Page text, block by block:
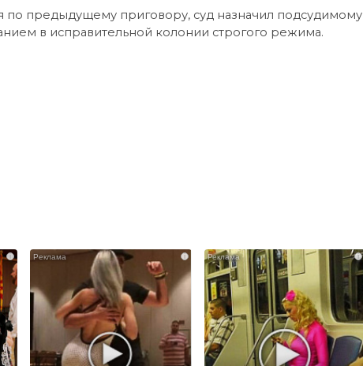
по предыдущему приговору, суд назначил подсудимому
в исправительной колонии строгого режима.
i i i